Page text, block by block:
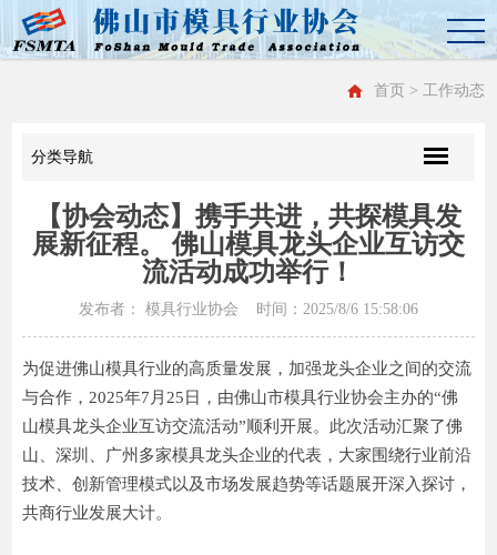
首页 > 工作动态
分类导航
【协会动态】携手共进，共探模具发
展新征程。 佛山模具龙头企业互访交
流活动成功举行！
发布者： 模具行业协会 时间：2025/8/6 15:58:06
为促进佛山模具行业的高质量发展，加强龙头企业之间的交流
与合作，2025年7月25日，由佛山市模具行业协会主办的“佛
山模具龙头企业互访交流活动”顺利开展。此次活动汇聚了佛
山、深圳、广州多家模具龙头企业的代表，大家围绕行业前沿
技术、创新管理模式以及市场发展趋势等话题展开深入探讨，
共商行业发展大计。